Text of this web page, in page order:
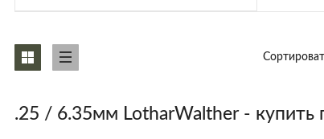
.25 / 6.35мм LotharWalther - купить